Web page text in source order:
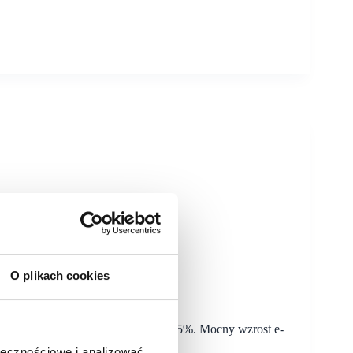
O plikach cookies
wcześniej 1,9%) oraz m/m o 12,5%. Mocny wzrost e-